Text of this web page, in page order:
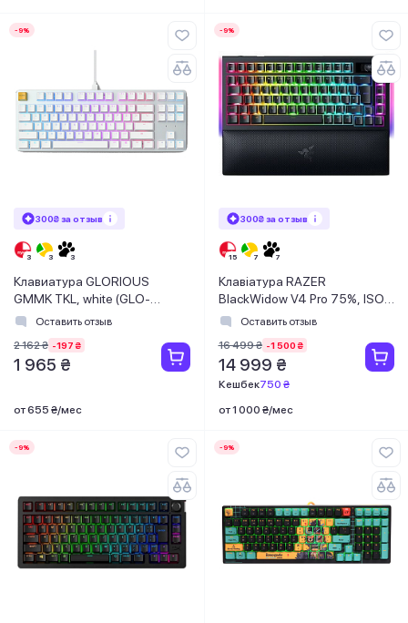
-9%
300₴ за отзыв
Клавиатура GLORIOUS
GMMK TKL, white (GLO-
GMMK-TKL-BRN-W)
Оставить отзыв
2 162 ₴ -197 ₴
1 965 ₴
от 655 ₴/мес
-9%
300₴ за отзыв
Клавіатура RAZER
BlackWidow V4 Pro 75%, ISO,
Black (RZ03-05130300-R3E1)
Оставить отзыв
16 499 ₴ -1 500 ₴
14 999 ₴
Кешбек750 ₴
от 1 000 ₴/мес
-9% -9%